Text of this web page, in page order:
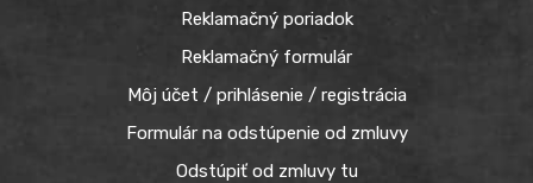
Reklamačný poriadok
Reklamačný formulár
Môj účet / prihlásenie / registrácia
Formulár na odstúpenie od zmluvy
Odstúpiť od zmluvy tu